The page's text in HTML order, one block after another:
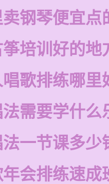
钢琴便宜点
培训好的地
歌排练哪里
需要学什么
一节课多少
会排练速成